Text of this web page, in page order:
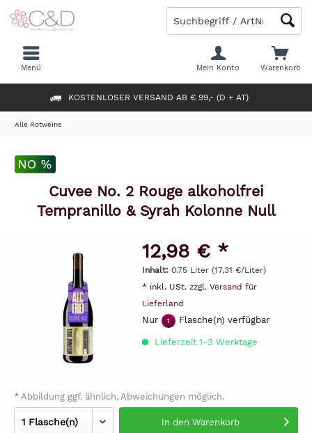
KOSTENLOSER VERSAND AB € 99,- (D + AT)
Warenkorb
Mein Konto
Menü
Alle Rotweine
Cuvee No. 2 Rouge alkoholfrei
Tempranillo & Syrah Kolonne Null
12,98 € *
Inhalt: 0.75 Liter (17,31 €/Liter)
* inkl. USt. zzgl. Versand für
Lieferland
Nur 1 Flasche(n) verfügbar
Lieferzeit 1-3 Werktage
* Abbildung ggf. ähnlich, Abweichungen möglich.
In den Warenkorb